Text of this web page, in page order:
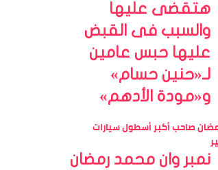
هتقضى عليها
والسبب فى القبض
عليها حبس عامين
لـ«حنين حسام»
و«مودة الأدهم»
نمبر وان محمد رمضان